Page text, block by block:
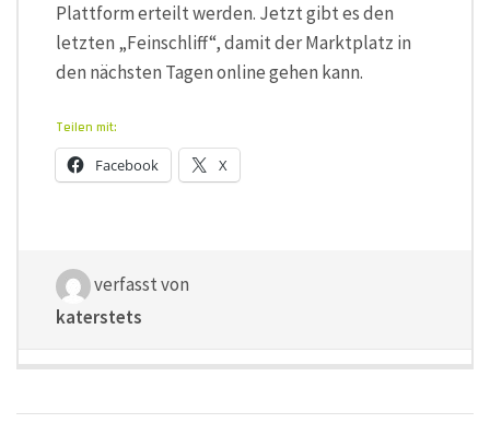
Plattform erteilt werden. Jetzt gibt es den
letzten „Feinschliff“, damit der Marktplatz in
den nächsten Tagen online gehen kann.
Teilen mit:
Facebook X
verfasst von
katerstets